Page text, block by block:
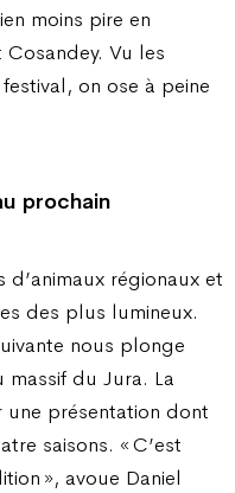
moins pire en
Vu les
on ose à peine
prochain
régionaux et
des plus lumineux.
nous plonge
du Jura. La
présentation dont
saisons. « C’est
», avoue Daniel